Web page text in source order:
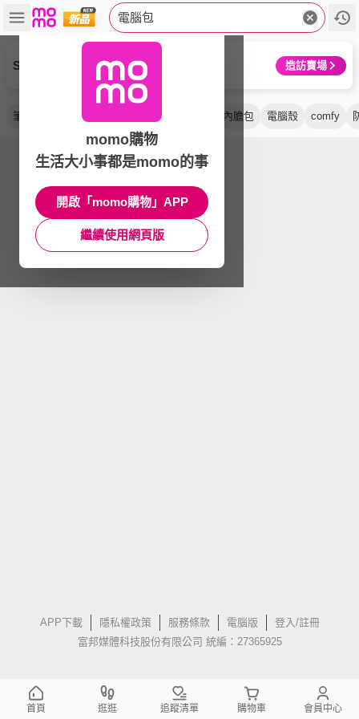
電腦包
Samsonite 新秀麗 造訪賣場
筆電包 公事包 後背包 內膽包 電腦殼 comfy
APP下載 隱私權政策 服務條款 電腦版
登入/註冊
富邦媒體科技股份有限公司 統編：27365925
momo購物
生活大小事都是momo的事
開啟「momo購物」APP
繼續使用網頁版
首頁 逛逛 追蹤清單 購物車 會員中心